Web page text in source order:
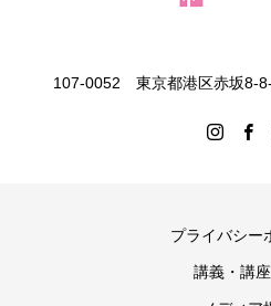
107-0052 東京都港区赤坂8-
プライバシー
講義・講